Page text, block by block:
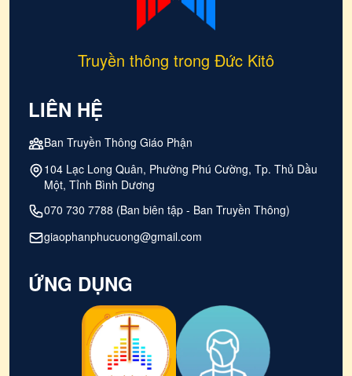
Truyền thông trong Đức Kitô
LIÊN HỆ
Ban Truyền Thông Giáo Phận
104 Lạc Long Quân, Phường Phú Cường, Tp. Thủ Dầu
Một, Tỉnh Bình Dương
070 730 7788 (Ban biên tập - Ban Truyền Thông)
giaophanphucuong@gmail.com
ỨNG DỤNG